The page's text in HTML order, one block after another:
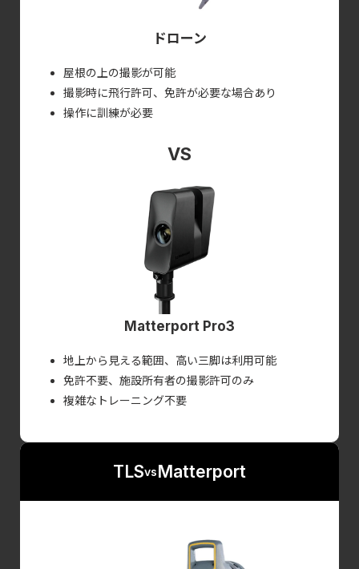
ドローン
屋根の上の撮影が可能
撮影時に飛行許可、免許が必要な場合あり
操作に訓練が必要
Matterport Pro3
地上から見える範囲、高い三脚は利用可能
免許不要、施設所有者の撮影許可のみ
複雑なトレーニング不要
TLSvsMatterport